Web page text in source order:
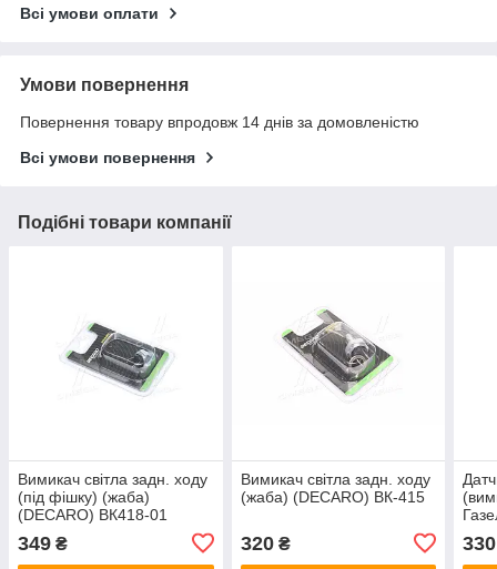
Всі умови оплати
Умови повернення
Повернення товару впродовж 14 днів за домовленістю
Всі умови повернення
Подібні товари компанії
Вимикач світла задн. ходу
(під фішку) (жаба)
(DECARO) ВК418-01
349 ₴
Вимикач світла задн. ходу
(жаба) (DECARO) ВК-415
320₴ 330